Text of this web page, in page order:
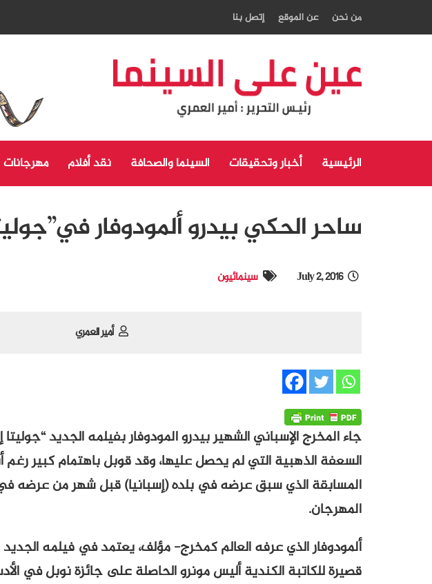
من نحن عن الموقع إتصل بنا
الرئيسية أخبار وتحقيقات السينما والصحافة نقد أفلام مهرجانات
ساحر الحكي بيدرو ألمودوفار
July 2, 2016 سينمائيون
أمير العمري
جاء المخرج الإسباني الشهير بيدرو المودوفار بفيلمه الجديد
السعفة الذهبية التي لم يحصل عليها، وقد قوبل باهتمام كبير رغم
المسابقة الذي سبق عرضه في بلده (إسبانيا) قبل شهر من عرضه
المهرجان.
ألمودوفار الذي عرفه العالم كمخرج- مؤلف، يعتمد في فيلمه
قصيرة للكاتبة الكندية أليس مونرو الحاصلة على جائزة نوبل في